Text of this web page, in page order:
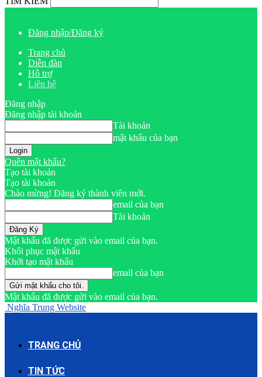
Đăng nhập/Đăng ký
Trang chủ
Diễn đàn
Hỗ trợ
Liên hệ
Đăng nhập
Đăng nhập tài khoản
Tài khoản
mật khẩu của bạn
Quên mật khẩu?
Tạo tài khoản
Tạo tài khoản
Chào mừng! Đăng ký thành viên mới.
email của bạn
Tài khoản
Mật khẩu đã được gửi vào email của bạn.
Khôi phục mật khẩu
Khởi tạo mật khẩu
email của bạn
Mật khẩu đã được gửi vào email của bạn.
Nghĩa Trung Website
TRANG CHỦ
TIN TỨC